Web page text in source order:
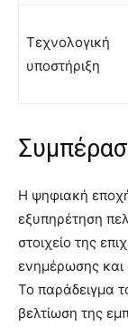
Τεχνολογική
υποστήριξη
Η ψηφιακή
εξυπηρέτηση
στοιχείο της
ενημέρωσης και
Το παράδειγμα
βελτίωση της